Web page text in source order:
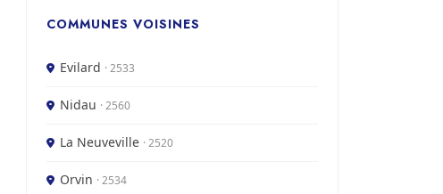
COMMUNES VOISINES
Evilard · 2533
Nidau · 2560
La Neuveville · 2520
Orvin · 2534